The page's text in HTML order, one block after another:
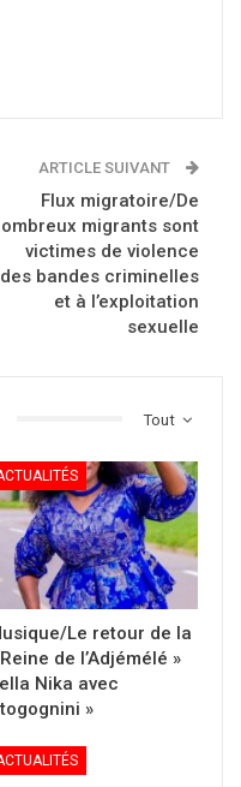
ARTICLE SUIVANT
Flux migratoire/De
migrants sont
victimes de violence
des bandes criminelles
et à l’exploitation
sexuelle
Tout
Le retour de la
de l’Adjémélé »
Nika avec
»